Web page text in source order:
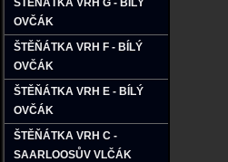
ŠTĚŇÁTKA VRH G - BÍLÝ
OVČÁK
ŠTĚŇÁTKA VRH F - BÍLÝ
OVČÁK
ŠTĚŇÁTKA VRH E - BÍLÝ
OVČÁK
ŠTĚŇÁTKA VRH C -
SAARLOOSŮV VLČÁK